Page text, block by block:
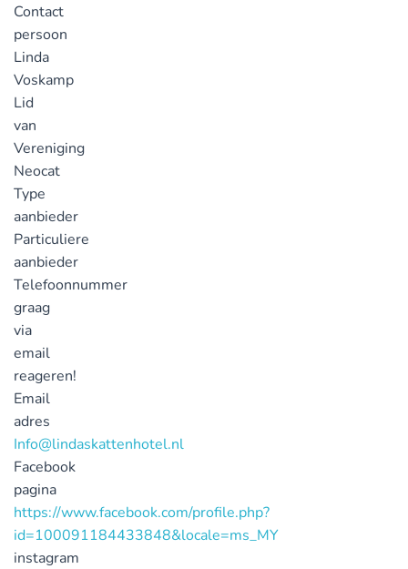
Contact
persoon
Linda
Voskamp
Lid
van
Vereniging
Neocat
Type
aanbieder
Particuliere
aanbieder
Telefoonnummer
graag
via
email
reageren!
Email
adres
Info@lindaskattenhotel.nl
Facebook
pagina
https://www.facebook.com/profile.php?
id=100091184433848&locale=ms_MY
instagram